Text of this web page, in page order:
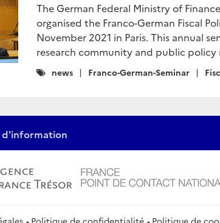
The German Federal Ministry of
organised the Franco-German Fiscal
November 2021 in Paris. This annual
research community and public policy
Catégories
news Franco-German-Seminar
d'information